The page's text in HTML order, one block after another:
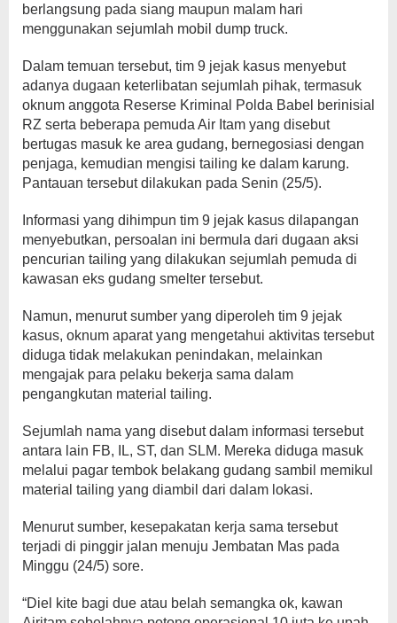
berlangsung pada siang maupun malam hari
menggunakan sejumlah mobil dump truck.
Dalam temuan tersebut, tim 9 jejak kasus menyebut
adanya dugaan keterlibatan sejumlah pihak, termasuk
oknum anggota Reserse Kriminal Polda Babel berinisial
RZ serta beberapa pemuda Air Itam yang disebut
bertugas masuk ke area gudang, bernegosiasi dengan
penjaga, kemudian mengisi tailing ke dalam karung.
Pantauan tersebut dilakukan pada Senin (25/5).
Informasi yang dihimpun tim 9 jejak kasus dilapangan
menyebutkan, persoalan ini bermula dari dugaan aksi
pencurian tailing yang dilakukan sejumlah pemuda di
kawasan eks gudang smelter tersebut.
Namun, menurut sumber yang diperoleh tim 9 jejak
kasus, oknum aparat yang mengetahui aktivitas tersebut
diduga tidak melakukan penindakan, melainkan
mengajak para pelaku bekerja sama dalam
pengangkutan material tailing.
Sejumlah nama yang disebut dalam informasi tersebut
antara lain FB, IL, ST, dan SLM. Mereka diduga masuk
melalui pagar tembok belakang gudang sambil memikul
material tailing yang diambil dari dalam lokasi.
Menurut sumber, kesepakatan kerja sama tersebut
terjadi di pinggir jalan menuju Jembatan Mas pada
Minggu (24/5) sore.
“Diel kite bagi due atau belah semangka ok, kawan